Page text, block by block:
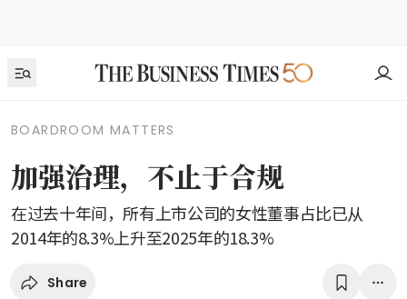
BOARDROOM MATTERS
加强治理，不止于合规
在过去十年间，所有上市公司的女性董事占比已从
2014年的8.3%上升至2025年的18.3%
Share